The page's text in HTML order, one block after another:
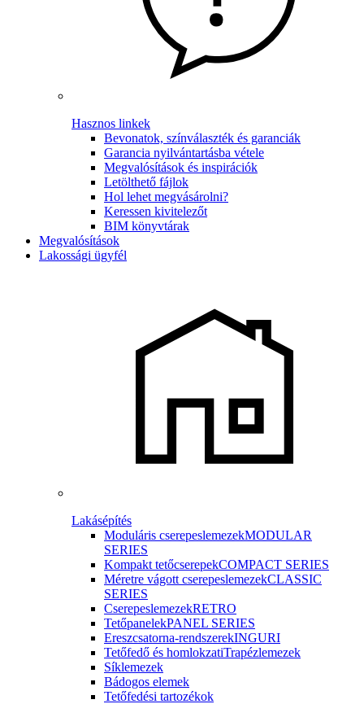
Hasznos linkek
Bevonatok, színválaszték és garanciák
Garancia nyilvántartásba vétele
Megvalósítások és inspirációk
Letölthető fájlok
Hol lehet megvásárolni?
Keressen kivitelezőt
BIM könyvtárak
Megvalósítások
Lakossági ügyfél
Lakásépítés
Moduláris cserepeslemezekMODULAR
SERIES
Kompakt tetőcserepekCOMPACT SERIES
Méretre vágott cserepeslemezekCLASSIC
SERIES
CserepeslemezekRETRO
TetőpanelekPANEL SERIES
Ereszcsatorna-rendszerekINGURI
Tetőfedő és homlokzatiTrapézlemezek
Síklemezek
Bádogos elemek
Tetőfedési tartozékok